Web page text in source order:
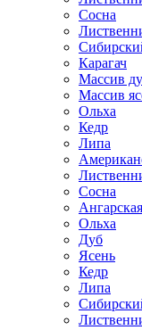
Сосна
Карагач
Массив
Массив
Ольха
Кедр
Липа
Сосна
Ольха
Дуб
Ясень
Кедр
Липа